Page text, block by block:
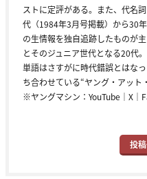
ストに定評がある。また、代名
代（1984年3月号掲載）から30
の生情報を独自追跡したものが
とそのジュニア世代となる20代
単語はさすがに時代錯誤とはな
ち合わせている“ヤング・アット
※ヤングマシン： YouTube ｜ X ｜
投